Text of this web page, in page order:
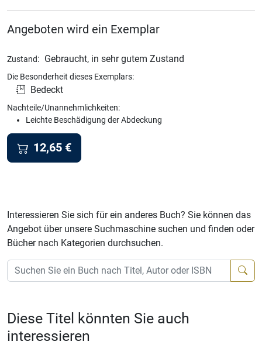
Angeboten wird ein Exemplar
Zustand: Gebraucht, in sehr gutem Zustand
Die Besonderheit dieses Exemplars:
Bedeckt
Nachteile/Unannehmlichkeiten:
Leichte Beschädigung der Abdeckung
12,65 €
Interessieren Sie sich für ein anderes Buch? Sie können das
Angebot über unsere Suchmaschine suchen und finden oder
Bücher nach Kategorien durchsuchen.
Diese Titel könnten Sie auch
interessieren